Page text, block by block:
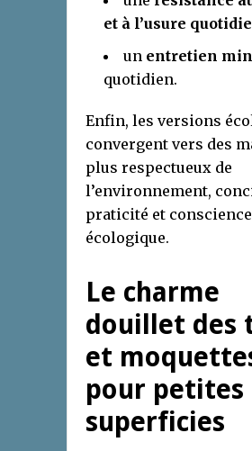
et à l’usure
un entretien
quotidien.
Enfin, les versions
convergent vers des
plus respectueux de
l’environnement,
praticité et conscience
écologique.
Le charme
douillet des
et
pour petites
superficies